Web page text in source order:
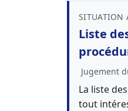
SITUATION
Liste
Jugement
La liste
tout